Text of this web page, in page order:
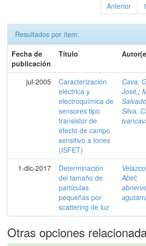
Anterior 1
Resultados por ítem:
Fecha de
publicación
Título
jul-2005
Caracterización
eléctrica y
electroquímica de
sensores tipo
transistor de
efecto de campo
sensitivo a Iones
(ISFET)
Cava,
José,;
Silva,
1-dic-2017
Determinación
del tamaño de
partículas
pequeñas por
scattering de luz
Abel;
Otras opciones